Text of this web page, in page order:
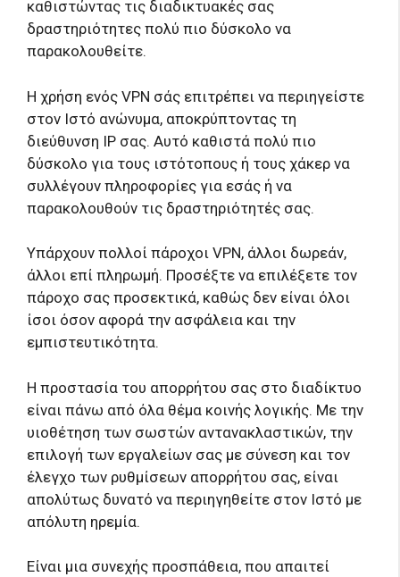
καθιστώντας τις διαδικτυακές σας
δραστηριότητες πολύ πιο δύσκολο να
παρακολουθείτε.
Η χρήση ενός VPN σάς επιτρέπει να περιηγείστε
στον Ιστό ανώνυμα, αποκρύπτοντας τη
διεύθυνση IP σας. Αυτό καθιστά πολύ πιο
δύσκολο για τους ιστότοπους ή τους χάκερ να
συλλέγουν πληροφορίες για εσάς ή να
παρακολουθούν τις δραστηριότητές σας.
Υπάρχουν πολλοί πάροχοι VPN, άλλοι δωρεάν,
άλλοι επί πληρωμή. Προσέξτε να επιλέξετε τον
πάροχο σας προσεκτικά, καθώς δεν είναι όλοι
ίσοι όσον αφορά την ασφάλεια και την
εμπιστευτικότητα.
Η προστασία του απορρήτου σας στο διαδίκτυο
είναι πάνω από όλα θέμα κοινής λογικής. Με την
υιοθέτηση των σωστών αντανακλαστικών, την
επιλογή των εργαλείων σας με σύνεση και τον
έλεγχο των ρυθμίσεων απορρήτου σας, είναι
απολύτως δυνατό να περιηγηθείτε στον Ιστό με
απόλυτη ηρεμία.
Είναι μια συνεχής προσπάθεια, που απαιτεί